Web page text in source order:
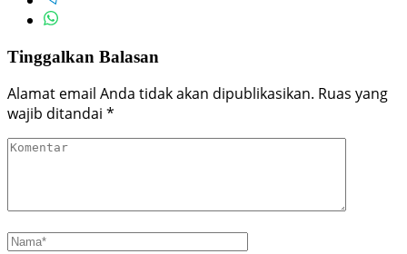
Tinggalkan Balasan
Alamat email Anda tidak akan dipublikasikan. Ruas yang
wajib ditandai *